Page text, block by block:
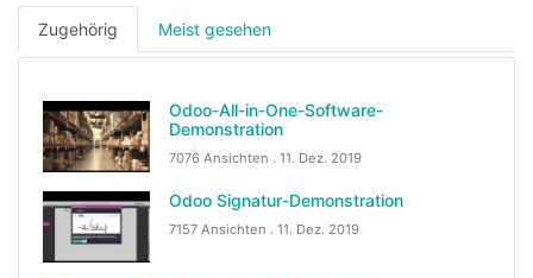
Zugehörig Meist gesehen
Odoo-All-in-One-Software-
Demonstration
7076 Ansichten . 11. Dez. 2019
Odoo Signatur-Demonstration
7157 Ansichten . 11. Dez. 2019